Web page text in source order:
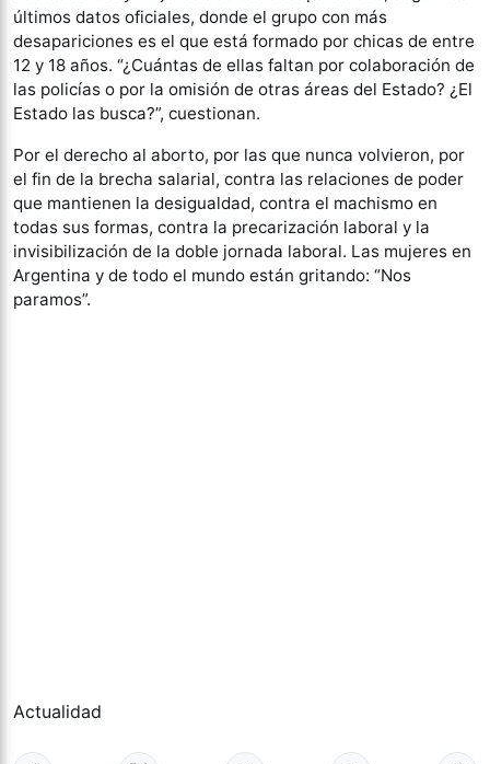
últimos datos oficiales, donde el grupo con más
desapariciones es el que está formado por chicas de entre
12 y 18 años. “¿Cuántas de ellas faltan por colaboración de
las policías o por la omisión de otras áreas del Estado? ¿El
Estado las busca?”, cuestionan.
Por el derecho al aborto, por las que nunca volvieron, por
el fin de la brecha salarial, contra las relaciones de poder
que mantienen la desigualdad, contra el machismo en
todas sus formas, contra la precarización laboral y la
invisibilización de la doble jornada laboral. Las mujeres en
Argentina y de todo el mundo están gritando: “Nos
paramos”.
Actualidad